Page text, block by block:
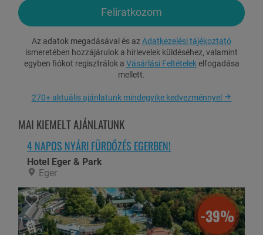
éj
Helyszínen fizetendő: idegenforgalmi adó: kb. 2 €/fő/éj,
Egyéb információk:
Baleset-, betegség- és poggyászbiztosítás köthető (EUB
TUDNIVALÓK
A jelen Ajánlat szerint létrejövő Szerződés az utazásmegkezdését
megelőző 32. napig kötbérmentesen felmondható. Az utazás
megkezdését megelőző 31. naptól az ÁSZF 26.1 pontjában foglalt
visszatérítésre a felmondás időzítése és a befizetett összegek
figyelembevételével lehet jogosult.
Az ajánlat utazási csomagnak minősül, amelyről a tájékoztatóezen
Feliratkozom
Az adatok megadásával és az Adatkezelési tájékoztató
ismeretében hozzájárulok a hírlevelek küldéséhez, valamint
egyben fiókot regisztrálok a Vásárlási Feltételekelfogadása
mellett.
270+ aktuális ajánlatunk mindegyike kedvezménnyel
MAI KIEMELT AJÁNLATUNK
4 NAPOS NYÁRI FÜRDŐZÉS EGERBEN!
Hotel Eger & Park
Eger
-39%